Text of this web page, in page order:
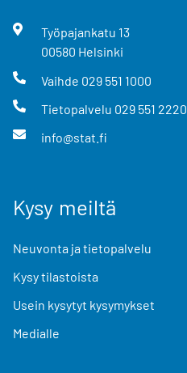
Työpajankatu 13
00580 Helsinki
Vaihde 029 551 1000
Tietopalvelu 029 551 2220
info@stat.fi
Kysy meiltä
Neuvonta ja tietopalvelu
Kysy tilastoista
Usein kysytyt kysymykset
Medialle